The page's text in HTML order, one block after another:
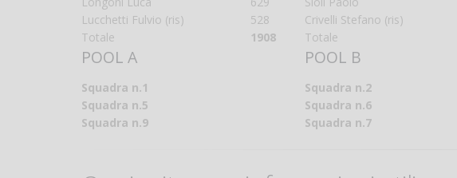
Lucchetti Fulvio (ris)
528 Crivelli Stefano (ris)
Totale
1908 Totale
POOL A POOL B
Squadra n.1 Squadra n.2
Squadra n.5
Squadra n.6
Squadra n.9
Squadra n.7